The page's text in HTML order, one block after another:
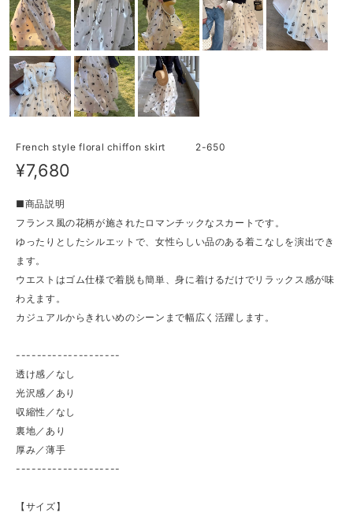
French style floral chiffon skirt 2-650
¥7,680
■商品説明
フランス風の花柄が施されたロマンチックなスカートです。
ゆったりとしたシルエットで、女性らしい品のある着こなしを演出でき
ます。
ウエストはゴム仕様で着脱も簡単、身に着けるだけでリラックス感が味
わえます。
カジュアルからきれいめのシーンまで幅広く活躍します。
--------------------
透け感／なし
光沢感／あり
収縮性／なし
裏地／あり
厚み／薄手
--------------------
【サイズ】